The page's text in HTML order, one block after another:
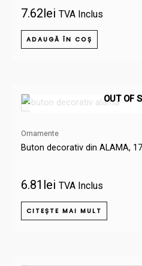
7.62lei TVA Inclus
ADAUGĂ ÎN COȘ
OUT OF
Ornamente
Buton decorativ din ALAMA,
6.81 lei TVA Inclus
CITEȘTE MAI MULT